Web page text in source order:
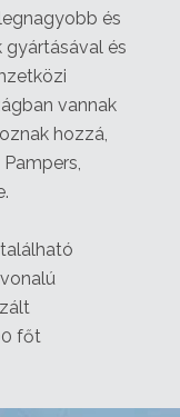
és
gyártásával és
vannak
hozzá,
főt